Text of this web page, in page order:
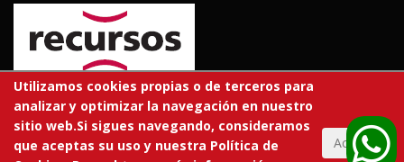
© 2026 RECURSOS EDUCATIVOS S.L.
Todos los derechos reservados.
Utilizamos cookies propias o de terceros para
analizar y optimizar la navegación en nuestro
sitio web.Si sigues navegando, consideramos
que aceptas su uso y nuestra Política de
Aceptar